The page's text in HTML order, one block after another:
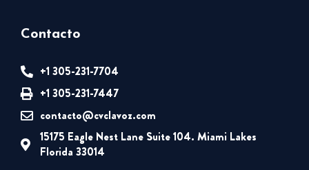
Contacto
+1 305-231-7704
+1 305-231-7447
contacto@cvclavoz.com
15175 Eagle Nest Lane Suite 104. Miami Lakes
Florida 33014